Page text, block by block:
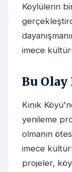
Köylülerin
imece
Bu
Kınık
yenileme
olmanın
imece
projeler,